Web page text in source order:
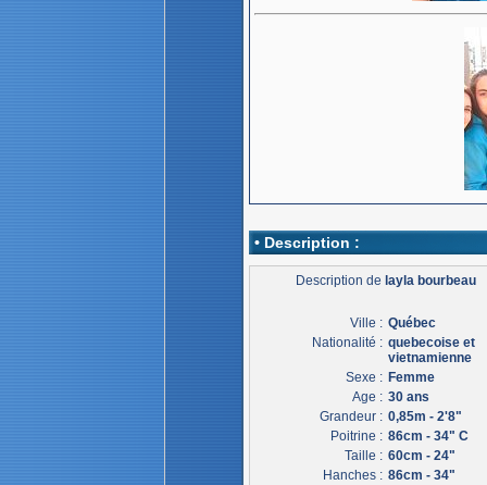
• Description :
Description delayla bourbeau
Ville : Québec
Nationalité : quebecoise et
vietnamienne
Sexe : Femme
Age : 30 ans
Grandeur : 0,85m - 2'8"
Poitrine : 86cm - 34" C
Taille : 60cm - 24"
Hanches : 86cm - 34"